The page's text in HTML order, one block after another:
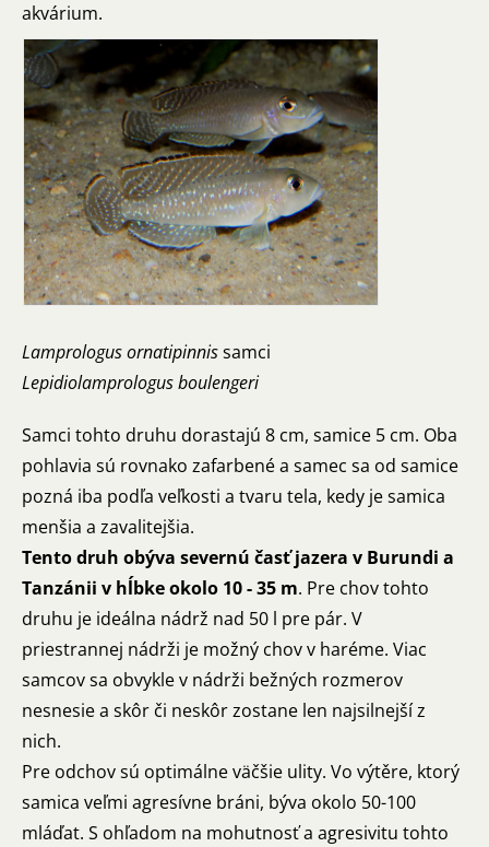
akvárium.
Lamprologus ornatipinnissamci
Lepidiolamprologus boulengeri
Samci tohto druhu dorastajú 8 cm, samice 5 cm. Oba
pohlavia sú rovnako zafarbené a samec sa od samice
pozná iba podľa veľkosti a tvaru tela, kedy je samica
menšia a zavalitejšia.
Tento druh obýva severnú časť jazera v Burundi a
Tanzánii v hĺbke okolo 10 - 35 m. Pre chov tohto
druhu je ideálna nádrž nad 50 l pre pár. V
priestrannej nádrži je možný chov v haréme. Viac
samcov sa obvykle v nádrži bežných rozmerov
nesnesie a skôr či neskôr zostane len najsilnejší z
nich.
Pre odchov sú optimálne väčšie ulity. Vo výtěre, ktorý
samica veľmi agresívne bráni, býva okolo 50-100
mláďat. S ohľadom na mohutnosť a agresivitu tohto